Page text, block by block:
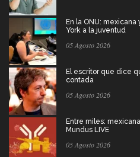
En la ONU: mexicana
York a la juventud
05 Agosto 2026
El escritor que dice
contada
05 Agosto 2026
Entre miles:
Mundus LIVE
05 Agosto 2026